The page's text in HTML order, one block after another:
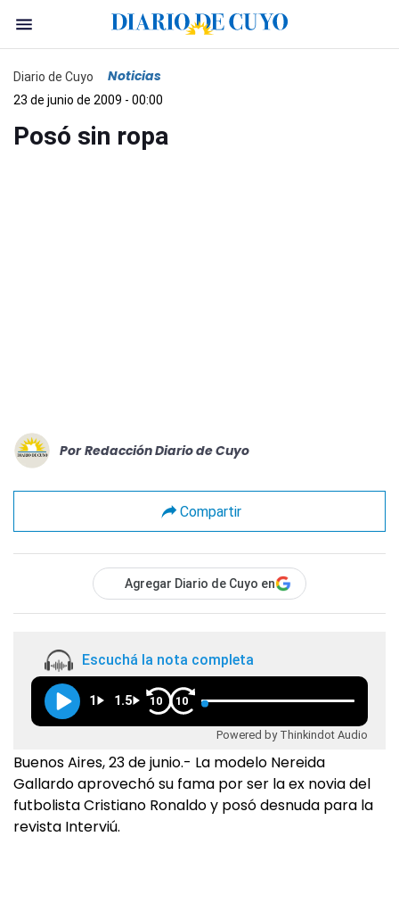
Diario de Cuyo Noticias
23 de junio de 2009 - 00:00
Posó sin ropa
Por Redacción Diario de Cuyo
Compartir
Agregar Diario de Cuyo en
Escuchá la nota completa
1 1.5 10 10
Powered by Thinkindot Audio
Buenos Aires, 23 de junio.- La modelo Nereida
Gallardo aprovechó su fama por ser la ex novia del
futbolista Cristiano Ronaldo y posó desnuda para la
revista Interviú.